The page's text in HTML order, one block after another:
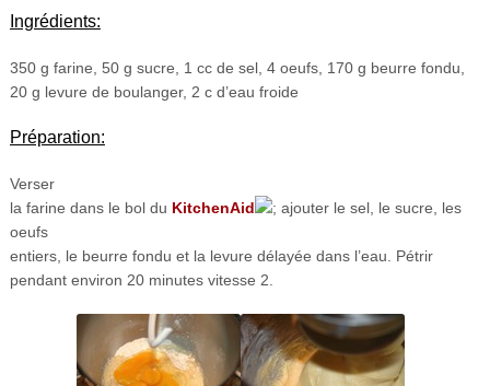
Ingrédients:
350 g farine, 50 g sucre, 1 cc de sel, 4 oeufs, 170 g beurre fondu,
20 g levure de boulanger, 2 c d’eau froide
Préparation:
Verser
la farine dans le bol du KitchenAid
; ajouter le sel, le sucre, les
oeufs
entiers, le beurre fondu et la levure délayée dans l’eau. Pétrir
pendant environ 20 minutes vitesse 2.